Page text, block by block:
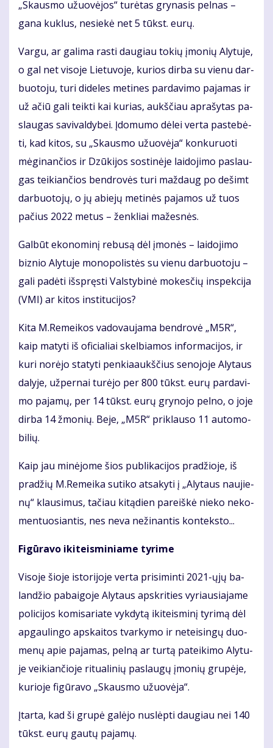
„Skausmo užuo­vėjos“ turėtas grynasis pelnas –
gana kuklus, nesiekė net 5 tūkst. eurų.
Var­gu, ar ga­li­ma ras­ti dau­giau to­kių įmo­nių Aly­tu­je,
o gal net vi­so­je Lie­tu­vo­je, ku­rios dir­ba su vie­nu dar­
buo­to­ju, tu­ri di­de­les me­ti­nes pardavimo pa­ja­mas ir
už ačiū ga­li teik­ti kai ku­rias, aukš­čiau ap­ra­šy­tas pa­
slau­gas sa­vi­val­dy­bei. Įdo­mu­mo dė­lei ver­ta pa­ste­bė­
ti, kad ki­tos, su „Skaus­mo užuo­vė­ja“ kon­ku­ruo­ti
mė­gi­nan­čios ir Dzūkijos sostinėje lai­do­ji­mo pa­slau­
gas tei­kian­čios ben­dro­vės tu­ri maž­daug po de­šimt
dar­buo­to­jų, o jų abie­jų me­ti­nės pa­ja­mos už tuos
pa­čius 2022 me­tus – žen­kliai ma­žes­nės.
Gal­būt eko­no­mi­nį re­bu­są dėl įmonės – laidojimo
biznio Alytuje monopolistės su vienu darbuotoju –
ga­li pa­dė­ti iš­spręs­ti Vals­ty­bi­nė mo­kes­čių ins­pek­ci­ja
(VMI) ar ki­tos ins­ti­tu­ci­jos?
Ki­ta M.Re­mei­kos va­do­vau­ja­ma ben­dro­vė „M5R“,
kaip ma­ty­ti iš ofi­cia­liai skel­bia­mos in­for­ma­ci­jos, ir
ku­ri no­rė­jo sta­ty­ti pen­kia­aukš­čius se­no­jo­je Aly­taus
da­ly­je, už­per­nai tu­rė­jo per 800 tūkst. eu­rų par­da­vi­
mo pa­ja­mų, per 14 tūkst. eurų grynojo pelno, o jo­je
dir­ba 14 žmo­nių. Be­je, „M5R“ pri­klau­so 11 au­to­mo­
bi­lių.
Kaip jau mi­nė­jo­me šios pub­li­ka­ci­jos pra­džio­je, iš
pra­džių M.Re­mei­ka su­ti­ko at­sa­ky­ti į „Aly­taus nau­jie­
nų“ klau­si­mus, ta­čiau ki­tą­dien pa­reiš­kė nie­ko ne­ko­
men­tuo­sian­tis, nes ne­va ne­ži­nan­tis kon­teks­to...
Figūravo ikiteisminiame tyrime
Vi­so­je šio­je is­to­ri­jo­je ver­ta pri­si­min­ti 2021-ųjų ba­
lan­džio pa­bai­go­je Aly­taus ap­skri­ties vy­riau­sia­ja­me
po­li­ci­jos ko­mi­sa­ria­te vyk­dy­tą iki­teis­mi­nį ty­ri­mą dėl
ap­gau­lin­go ap­skai­tos tvar­ky­mo ir ne­tei­sin­gų duo­
me­nų apie pa­ja­mas, pel­ną ar tur­tą pa­tei­ki­mo Aly­tu­
je vei­kian­čio­je ri­tu­a­li­nių pa­slau­gų įmo­nių gru­pė­je,
ku­rio­je fi­gū­ra­vo „Skaus­mo užuo­vė­ja“.
Įtar­ta, kad ši gru­pė ga­lė­jo nu­slėp­ti dau­giau nei 140
tūkst. eu­rų gau­tų pa­ja­mų.